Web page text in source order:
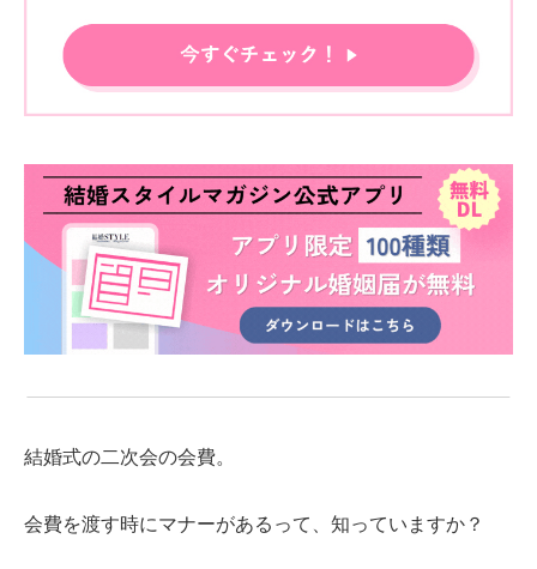
結婚式の二次会の会費。
会費を渡す時にマナーがあるって、知っていますか？